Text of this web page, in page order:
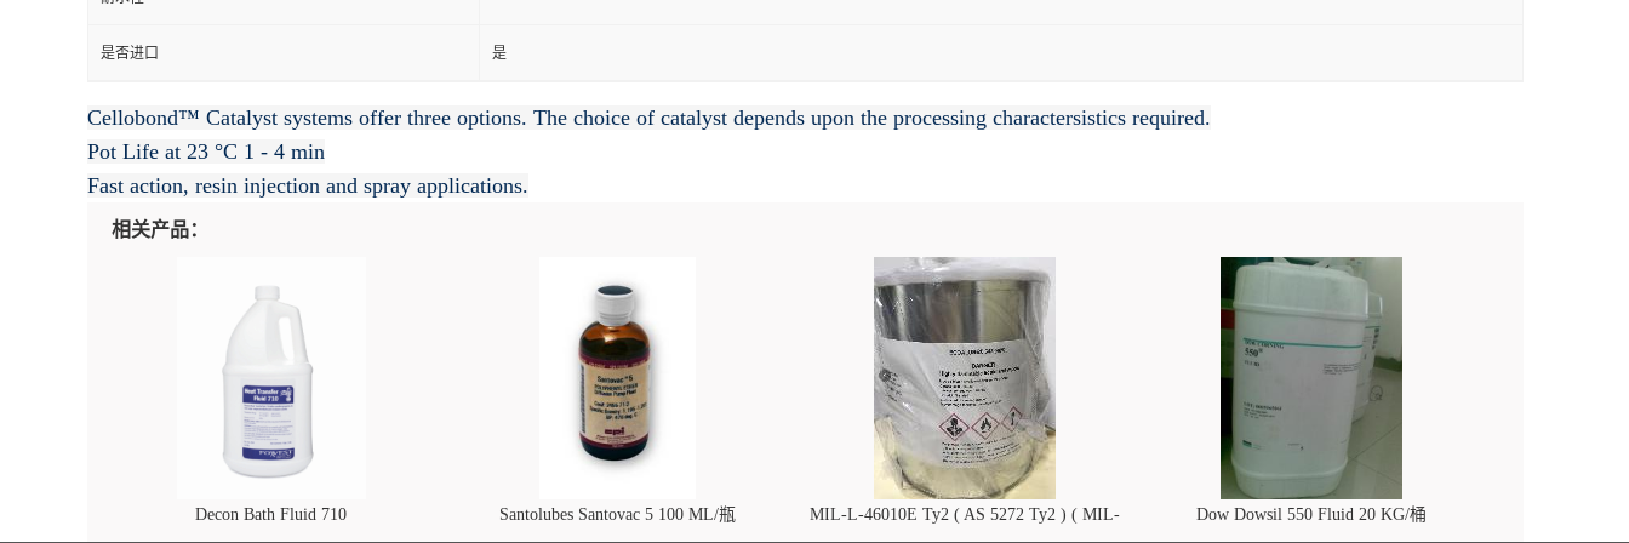
是否进口 是
Cellobond™ Catalyst systems offer three options. The choice of catalyst depends upon the processing charactersistics required.
Pot Life at 23 °C 1 - 4 min
Fast action, resin injection and spray applications.
相关产品：
Decon Bath Fluid 710 Santolubes Santovac 5 100 ML/瓶
MIL-L-46010E Ty2 ( AS 5272 Ty2 ) ( MIL-
Dow Dowsil 550 Fluid 20 KG/桶